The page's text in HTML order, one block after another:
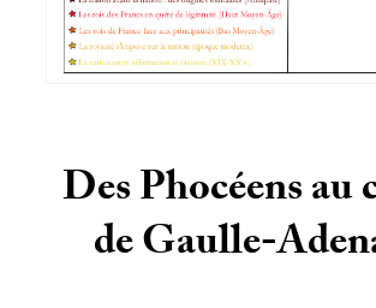
Des Phocéens au
de Gaulle-